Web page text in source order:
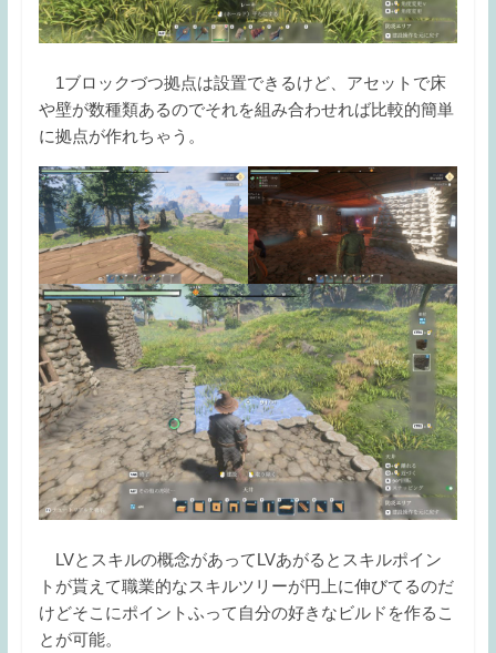
1ブロックづつ拠点は設置できるけど、アセットで床
や壁が数種類あるのでそれを組み合わせれば比較的簡単
に拠点が作れちゃう。
LVとスキルの概念があってLVあがるとスキルポイン
トが貰えて職業的なスキルツリーが円上に伸びてるのだ
けどそこにポイントふって自分の好きなビルドを作るこ
とが可能。